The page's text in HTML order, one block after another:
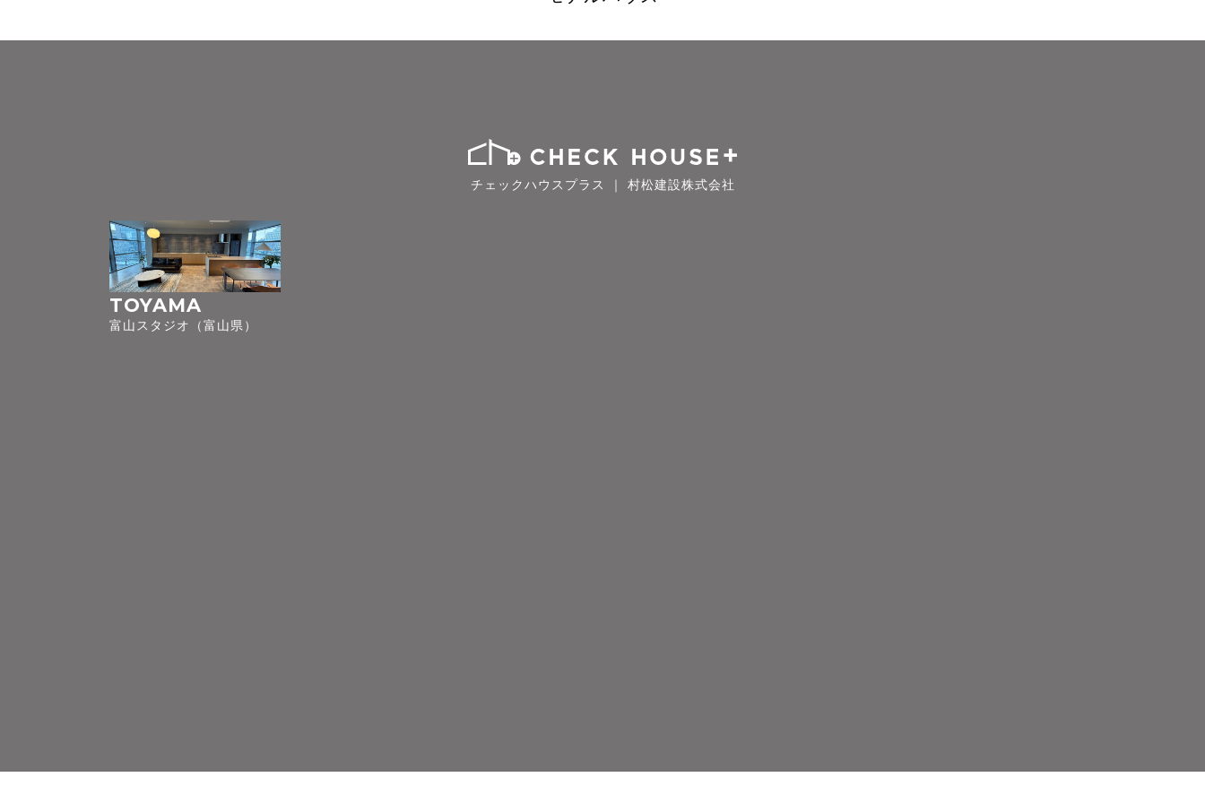
チェックハウスプラス ｜ 村松建設株式会社
TOYAMA
富山スタジオ（富山県）